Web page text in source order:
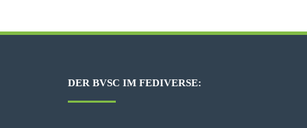
DER BVSC IM FEDIVERSE: